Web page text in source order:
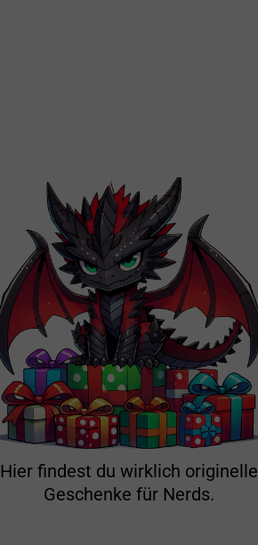
Hier findest du wirklich originelle
Geschenke für Nerds.